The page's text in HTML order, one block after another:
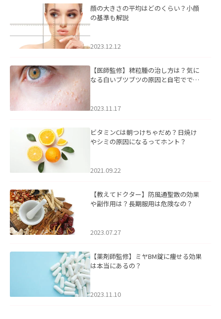
顔の大きさの平均はどのくらい？小顔
の基準も解説
2023.12.12
【医師監修】稗粒腫の治し方は？気に
なる白いブツブツの原因と自宅ででき
2023.11.17
ビタミンCは朝つけちゃだめ？日焼け
やシミの原因になるってホント？
2021.09.22
【教えてドクター】防風通聖散の効果
や副作用は？長期服用は危険なの？
2023.07.27
【薬剤師監修】ミヤBM錠に痩せる効果
は本当にあるの？
2023.11.10